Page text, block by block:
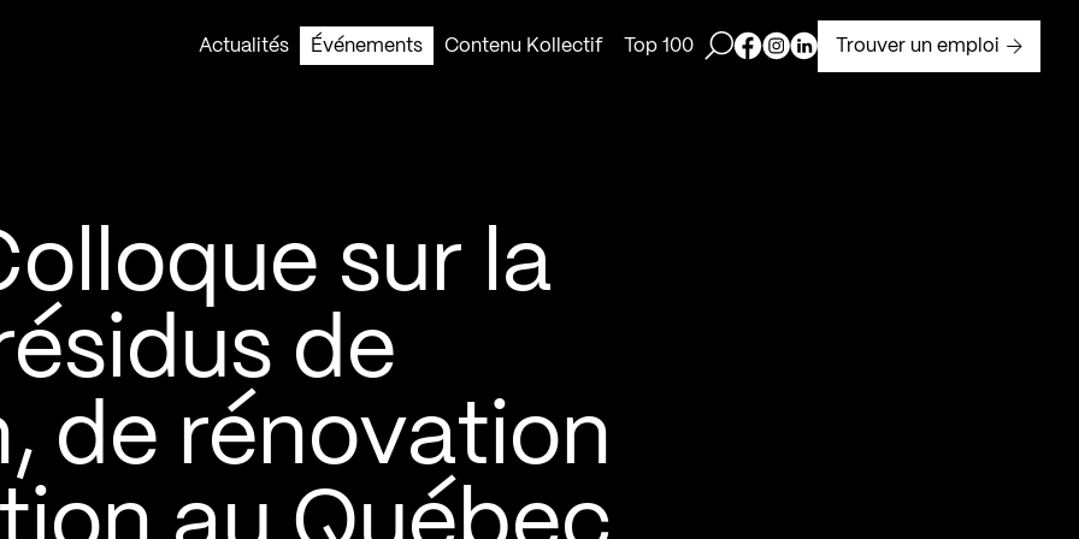
Actualités
Événements Contenu Kollectif Top 100 Ouvrir la barre de recherche
Page Facebook de Kollectif
Page Instagram de Kollectif
Page Linkedin de Kollectif
Trouver un emploi
sur la
de
de rénovation